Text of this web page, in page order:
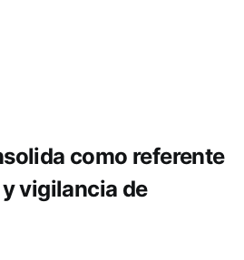
como referente
vigilancia de